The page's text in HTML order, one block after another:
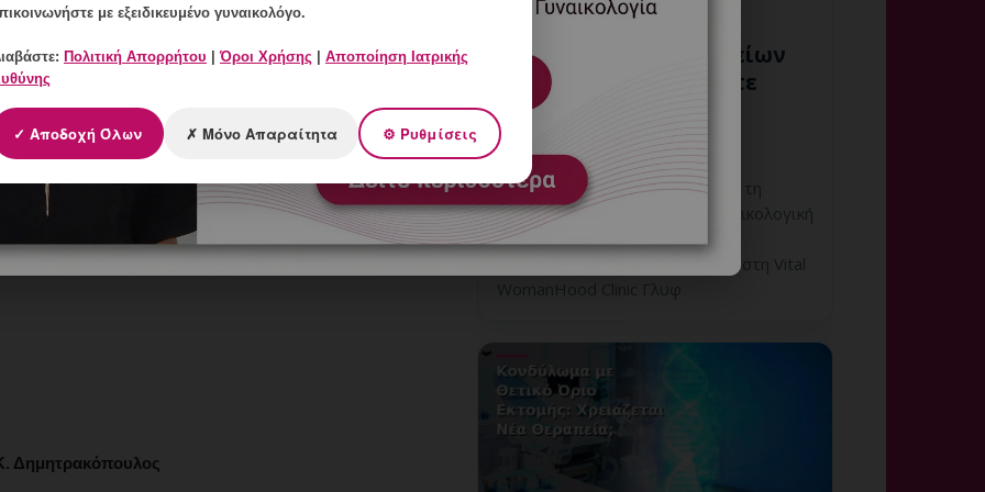
στις 250.000 έως 300.000.
την ποιότητα των ωαρίων σας και αυξήστε τις
Δημητρακόπουλος
Έλεγχος Ζωτικών Σημείων
πριν τη Θεραπεία: Πότε
Είναι Απαραίτητος;
6 Αυγούστου, 2026
Έλεγχος Ζωτικών Σημείων πριν τη
Θεραπεία: εξατομικευμένη γυναικολογική
αξιολόγηση, σαφές πλάνο
παρακολούθησης και ραντεβού στη Vital
WomanHood Clinic Γλυφ
με εξειδικευμένο γυναικολόγο.
Πολιτική Απορρήτου |Όροι Χρήσης | Αποποίηση Ιατρικής
✓ Αποδοχή Όλων ✗ Μόνο Απαραίτητα ⚙ Ρυθμίσεις